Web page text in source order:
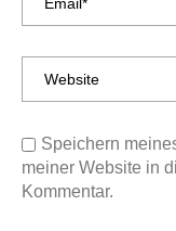
Speichern
meiner Website in
Kommentar.